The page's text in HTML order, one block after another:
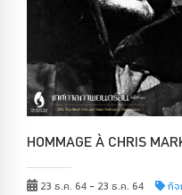
HOMMAGE À CHRIS
23 ธ.ค. 64 - 23 ธ.ค. 64 กิจ